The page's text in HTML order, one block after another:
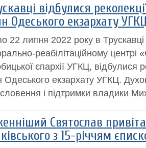
відбулися
Одеського екзархату
22 липня 2022 року в
реабілітаційному центрі
єпархії УГКЦ, відбулися
Одеського екзархату УГКЦ.
і підтримки владики
Святослав
з 15-річчям